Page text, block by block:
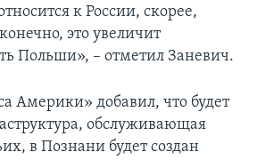
к России, скорее,
это увеличит
Польши», – отметил Заневич.
Америки» добавил, что будет
обслуживающая
в Познани будет создан